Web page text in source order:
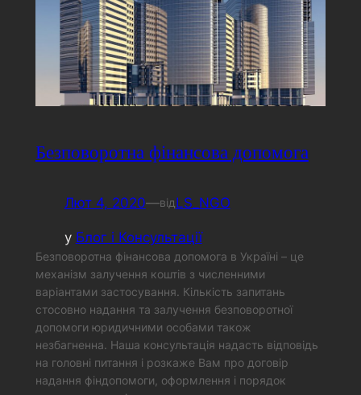
Безповоротна фінансова допомога
Лют 4, 2020—відLS_NGO
у Блог і Консультації
Безповоротна фінансова допомога в Україні – це
механізм залучення коштів з численними
варіантами застосування. Кількість запитань
стосовно надання та залучення безповоротної
допомоги юридичними особами також
незбагненна. Наша консультація надасть відповідь
на головні питання і розкаже Вам про договір
надання фіндопомоги, оформлення і порядок